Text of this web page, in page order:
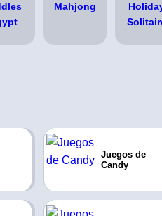
Juegos de
Candy